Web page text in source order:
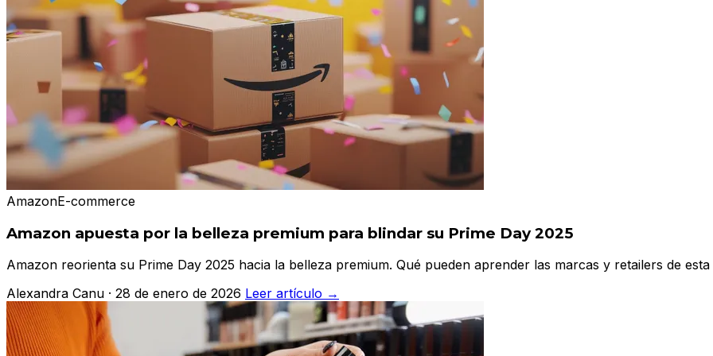
AmazonE-commerce
Amazon apuesta por la belleza premium para blindar su Prime Day 2025
Amazon reorienta su Prime Day 2025 hacia la belleza premium. Qué pueden aprender las marcas y retailers de esta
Alexandra Canu · 28 de enero de 2026 Leer artículo →